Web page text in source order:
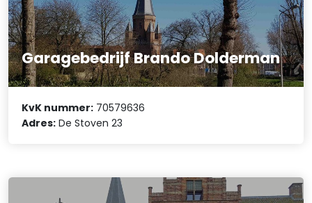
Garagebedrijf Brando Dolderman
KvK nummer: 70579636
Adres: De Stoven 23